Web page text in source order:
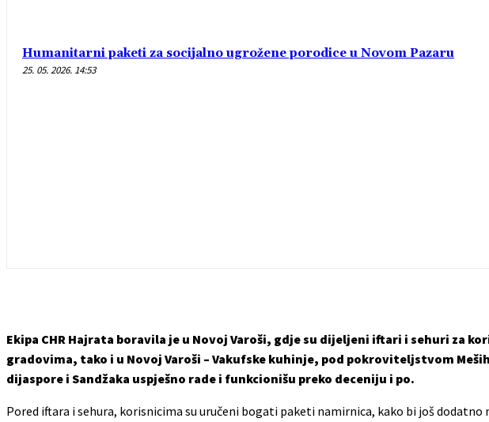
Humanitarni paketi za socijalno ugrožene porodice u Novom Pazaru
25. 05. 2026. 14:53
Ekipa CHR Hajrata boravila je u Novoj Varoši, gdje su dijeljeni iftari i sehuri za
gradovima, tako i u Novoj Varoši – Vakufske kuhinje, pod pokroviteljstvom
dijaspore i Sandžaka uspješno rade i funkcionišu preko deceniju i po.
Pored iftara i sehura, korisnicima su uručeni bogati paketi namirnica, kako bi još